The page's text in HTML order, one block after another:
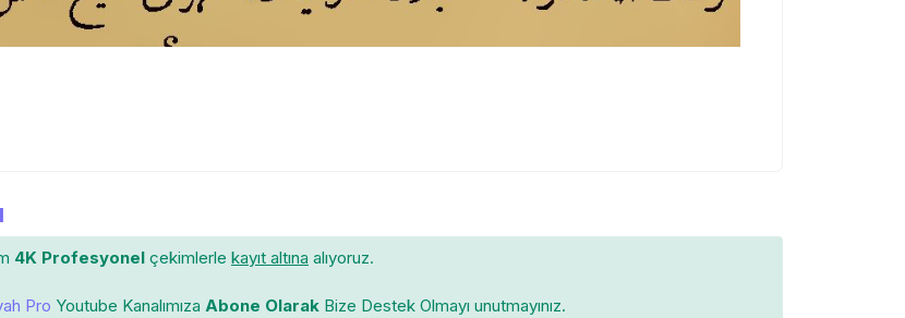
4K Profesyonel çekimlerle kayıt altına alıyoruz.
Pro Youtube Kanalımıza Abone Olarak Bize Destek Olmayı unutmayınız.